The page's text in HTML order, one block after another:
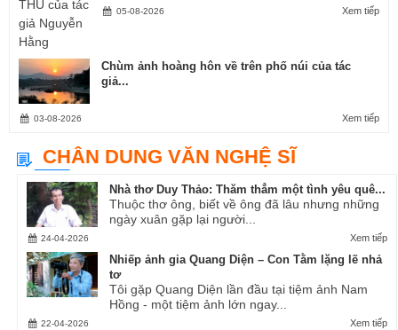
Xem tiếp
05-08-2026
Chùm ảnh hoàng hôn về trên phố núi của tác
giả...
Xem tiếp
03-08-2026
CHÂN DUNG VĂN NGHỆ SĨ
Nhà thơ Duy Thảo: Thăm thẳm một tình yêu quê...
Thuộc thơ ông, biết về ông đã lâu nhưng những
ngày xuân gặp lại người...
Xem tiếp
24-04-2026
Nhiếp ảnh gia Quang Diện – Con Tằm lặng lẽ nhả
tơ
Tôi gặp Quang Diện lần đầu tại tiệm ảnh Nam
Hồng - một tiệm ảnh lớn ngay...
Xem tiếp
22-04-2026